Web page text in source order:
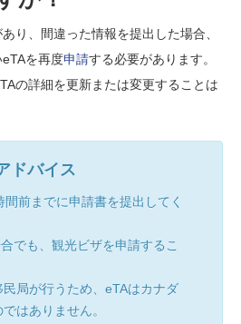
り、間違った情報を提出した場合、
を再度申請する必要があります。
の詳細を更新または変更することは
ドバイス
前までに申請書を提出してく
でも、観光ビザを申請するこ
局が行うため、eTAはカナダ
はありません。